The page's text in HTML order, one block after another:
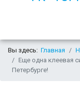
Вы здесь: Главная
Еще одна клеевая
Петербурге!